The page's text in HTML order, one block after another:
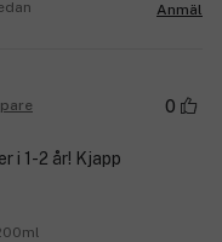
Anmäl
0
i 1-2 år! Kjapp